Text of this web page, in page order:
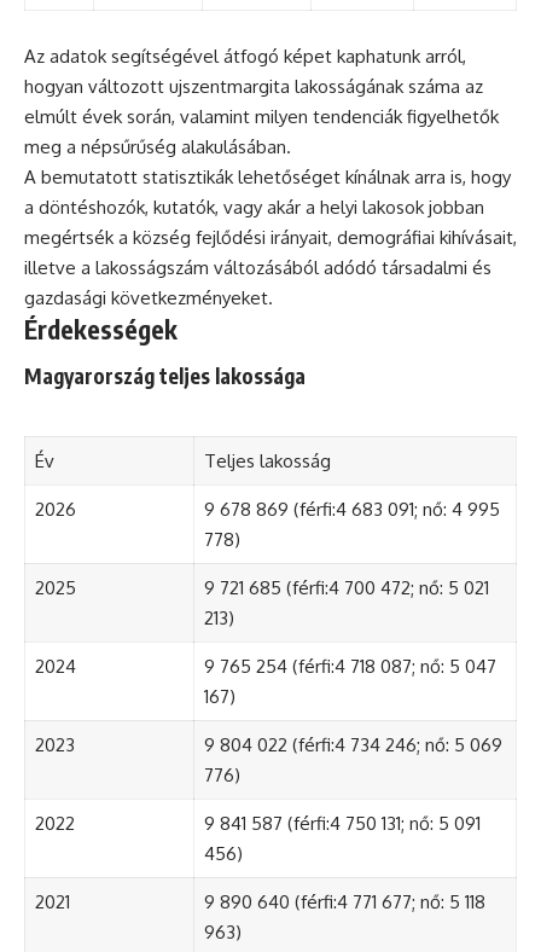
Az adatok segítségével átfogó képet kaphatunk arról,
hogyan változott ujszentmargita lakosságának száma az
elmúlt évek során, valamint milyen tendenciák figyelhetők
meg a népsűrűség alakulásában.
A bemutatott statisztikák lehetőséget kínálnak arra is, hogy
a döntéshozók, kutatók, vagy akár a helyi lakosok jobban
megértsék a község fejlődési irányait, demográfiai kihívásait,
illetve a lakosságszám változásából adódó társadalmi és
gazdasági következményeket.
Érdekességek
Magyarország teljes lakossága
Év Teljes lakosság
2026
9 678 869 (férfi:4 683 091; nő: 4 995
778)
2025
9 721 685 (férfi:4 700 472; nő: 5 021
213)
2024
9 765 254 (férfi:4 718 087; nő: 5 047
167)
2023
9 804 022 (férfi:4 734 246; nő: 5 069
776)
2022
9 841 587 (férfi:4 750 131; nő: 5 091
456)
2021
9 890 640 (férfi:4 771 677; nő: 5 118
963)